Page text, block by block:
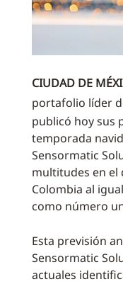
CIUDAD DE
portafolio líder
publicó hoy sus
temporada
Sensormatic
multitudes en el
Colombia al
como número
Esta previsión
Sensormatic
actuales